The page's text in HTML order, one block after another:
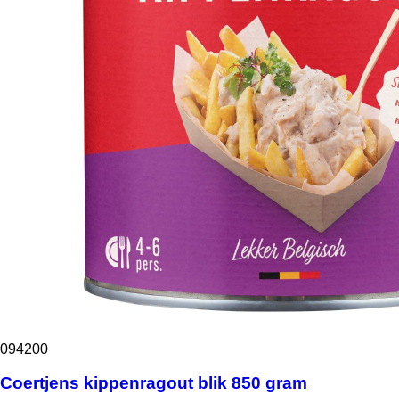
094200
Coertjens kippenragout blik 850 gram